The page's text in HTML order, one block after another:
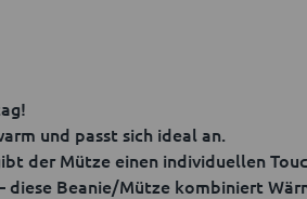
und passt sich ideal an.
der Mütze einen individuellen
diese Beanie/Mütze kombiniert